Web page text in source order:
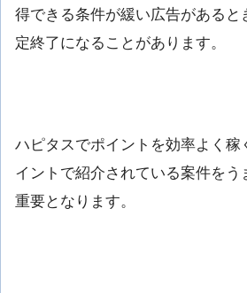
得できる条件が緩い広告があると
定終了になることがあります。
ハピタスでポイントを効率よく稼
イントで紹介されている案件をう
重要となります。